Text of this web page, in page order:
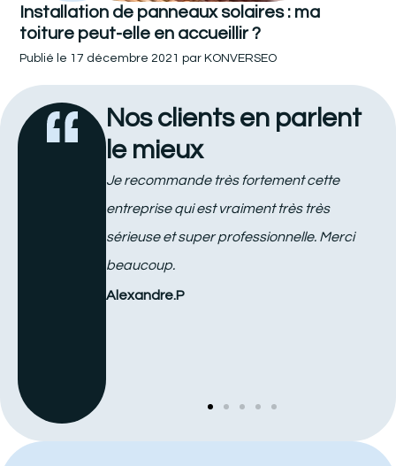
Installation de panneaux solaires : ma
toiture peut-elle en accueillir ?
Publié le 17 décembre 2021 par KONVERSEO
Nos clients en parlent
le mieux
Je recommande très fortement cette
entreprise qui est vraiment très très
sérieuse et super professionnelle. Merci
beaucoup.
Alexandre.P